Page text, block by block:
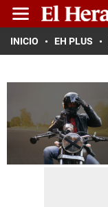
INICIO EH PLUS